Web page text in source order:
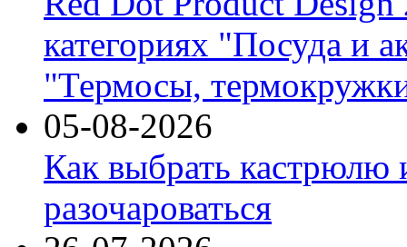
категориях "Посуда и
"Термосы,
05-08-2026
Как выбрать кастрюлю
разочароваться